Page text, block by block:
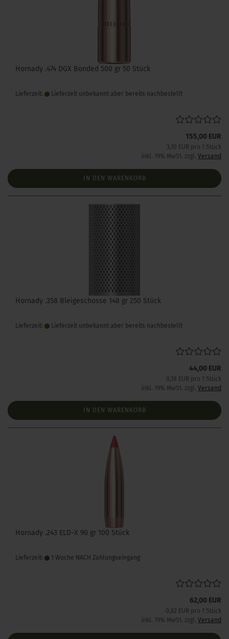
Hornady .474 DGX Bonded 500 gr 50 Stück
Lieferzeit: Lieferzeit unbekannt aber bereits nachbestellt
155,00 EUR
3,10 EUR pro 1 Stück
inkl. 19% MwSt. zzgl. Versand
IN DEN WARENKORB
Hornady .358 Bleigeschosse 148 gr 250 Stück
Lieferzeit: Lieferzeit unbekannt aber bereits nachbestellt
44,00 EUR
0,18 EUR pro 1 Stück
inkl. 19% MwSt. zzgl. Versand
IN DEN WARENKORB
Hornady .243 ELD-X 90 gr 100 Stück
Lieferzeit: 1 Woche NACH Zahlungseingang
62,00 EUR
0,62 EUR pro 1 Stück
inkl. 19% MwSt. zzgl. Versand